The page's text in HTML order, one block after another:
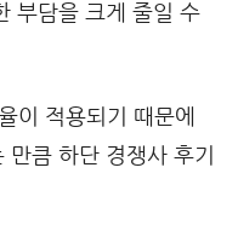
부담을 크게 줄일 수
이 적용되기 때문에
큼 하단 경쟁사 후기